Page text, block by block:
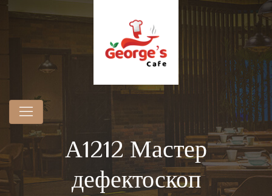
А1212 Мастер
дефектоскоп